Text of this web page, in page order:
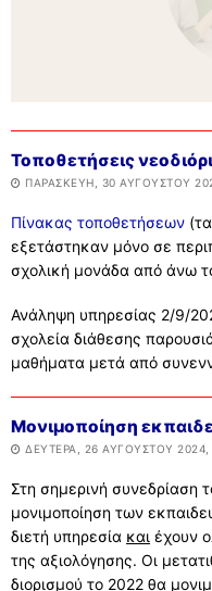
Τοποθετήσεις
ΠΑΡΑΣΚΕΥΉ, 30 ΑΥΓΟΎΣΤΟΥ
Πίνακας τοποθετήσεων
εξετάστηκαν μόνο σε
σχολική μονάδα από άνω
Ανάληψη υπηρεσίας 2/9/
σχολεία διάθεσης
μαθήματα μετά από
Μονιμοποίηση
ΔΕΥΤΈΡΑ, 26 ΑΥΓΟΎΣΤΟΥ 2024,
Στη σημερινή
μονιμοποίηση των
διετή υπηρεσία και έχουν
της αξιολόγησης. Οι
διορισμού το 2022 θα